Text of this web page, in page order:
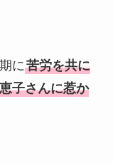
に苦労を共に
子さんに惹か